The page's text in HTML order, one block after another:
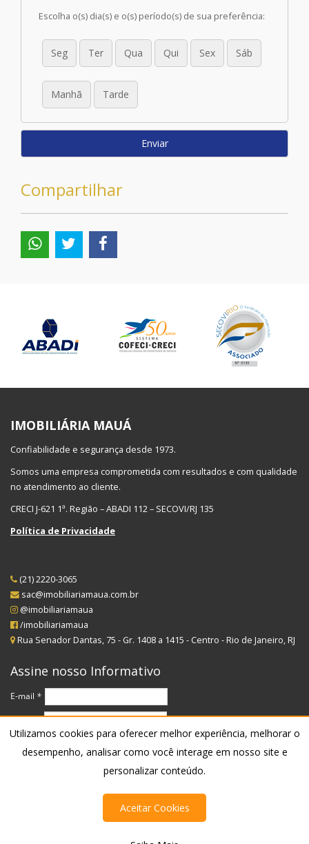
Escolha o(s) dia(s) e o(s) período(s) de sua preferência:
Seg Ter Qua Qui Sex Sáb
Manhã Tarde
Enviar
Compartilhar
IMOBILIÁRIA MAUÁ
Confiabilidade e segurança desde 1973.
Somos uma empresa comprometida com resultados e com qualidade
no atendimento ao cliente.
CRECI J-621 1ª. Região – ABADI 112 – SECOVI/RJ 135
Política de Privacidade
(21) 2220-3065
sac@imobiliariamaua.com.br
@imobiliariamaua
/imobiliariamaua
Rua Senador Dantas, 75 - Gr. 1408 a 1415 - Centro - Rio de Janeiro, RJ
Assine nosso Informativo
Utilizamos cookies para oferecer melhor experiência, melhorar o
desempenho, analisar como você interage em nosso site e
personalizar conteúdo.
Aceitar Cookies